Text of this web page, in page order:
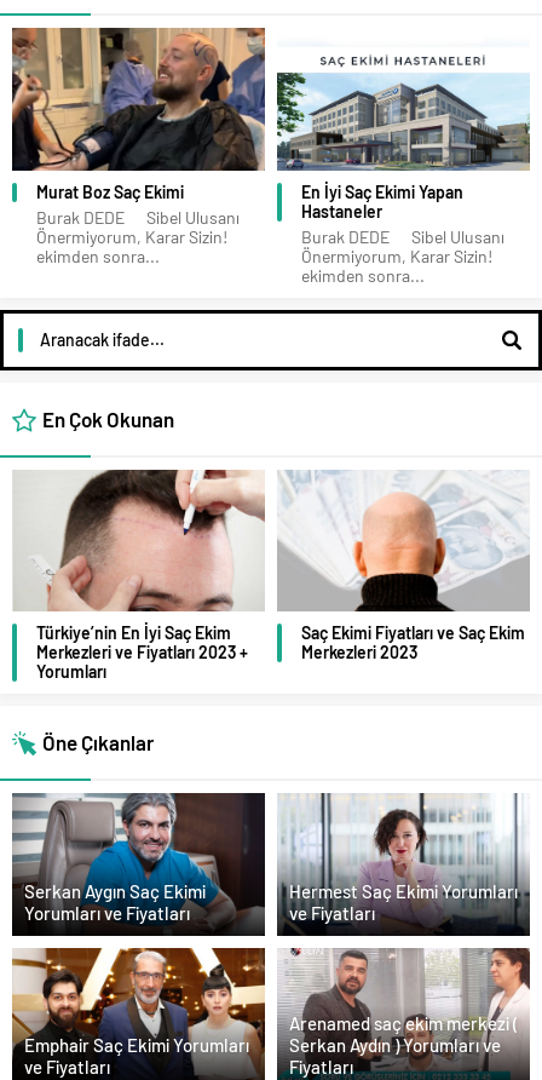
Murat Boz Saç Ekimi
Burak DEDE Sibel Ulusanı
Önermiyorum, Karar Sizin!
ekimden sonra...
En İyi Saç Ekimi Yapan
Hastaneler
Burak DEDE Sibel Ulusanı
Önermiyorum, Karar Sizin!
ekimden sonra...
En Çok Okunan
Türkiye’nin En İyi Saç Ekim
Merkezleri ve Fiyatları 2023 +
Yorumları
Saç Ekimi Fiyatları ve Saç Ekim
Merkezleri 2023
Öne Çıkanlar
Serkan Aygın Saç Ekimi
Yorumları ve Fiyatları
Hermest Saç Ekimi Yorumları
ve Fiyatları
Emphair Saç Ekimi Yorumları
ve Fiyatları
Arenamed saç ekim merkezi (
Serkan Aydın ) Yorumları ve
Fiyatları